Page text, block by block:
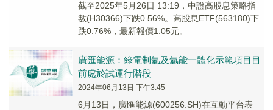
截至2025年5月26日 13:19，中證高股息策略指
數(H30366)下跌0.56%。高股息ETF(563180)下
跌0.76%，最新報價1.05元。
廣匯能源：綠電制氫及氫能一體化示範項目目
前處於試運行階段
2024年06月13日 下午3:45
6月13日，廣匯能源(600256.SH)在互動平台表